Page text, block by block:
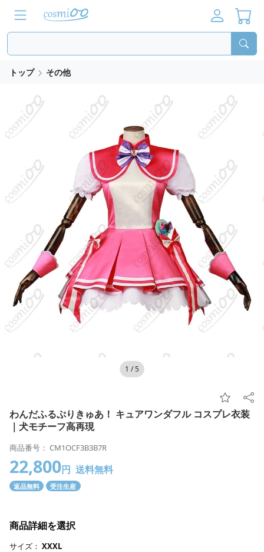
トップ その他
1 /5
わんだふるぷりきゅあ！ キュアワンダフル コスプレ衣装
｜犬モチーフ高再現
商品番号： CM1OCF3B3B7R
22,800円 送料無料
返品無料 受注生産
商品詳細を選択
サイズ： XXXL